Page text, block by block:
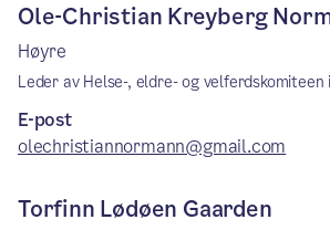
Ole-Christian Kreyberg
Høyre
Leder av Helse-, eldre- og velferdskomiteen
E-post
olechristiannormann@gmail.com
Torfinn Lødøen Gaarden